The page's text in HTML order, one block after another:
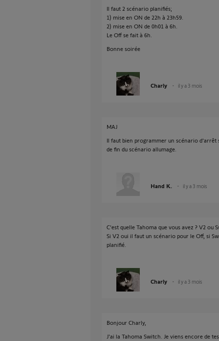
Il faut 2 scénario planifiés;
1) mise en ON de 22h à 23h59.
2) mise en ON de 0h01 à 6h.
Le Off se fait à 6h.
Bonne soirée
Charly il y a 3 mois
MAJ
Il faut bien programmer un scénario d'arrêt
de fin du scénario allumage.
Hand K. il y a 3 mois
C'est quelle Tahoma que vous avez ? V2 ou
Si V2 oui il faut un scénario pour le Off, si
planifié.
Charly il y a 3 mois
Bonjour Charly,
J'ai la Tahoma Switch. Je viens encore de